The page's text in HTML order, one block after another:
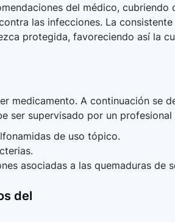
del médico, cubriendo
las infecciones. La
protegida, favoreciendo así la
medicamento. A continuación se
ser supervisado por un profesional
de uso tópico.
asociadas a las quemaduras de
del